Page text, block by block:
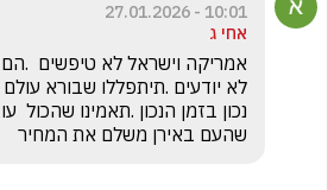
10:01 - 27.01.2026
אחי ג
שהעם באירן משלם את המחיר